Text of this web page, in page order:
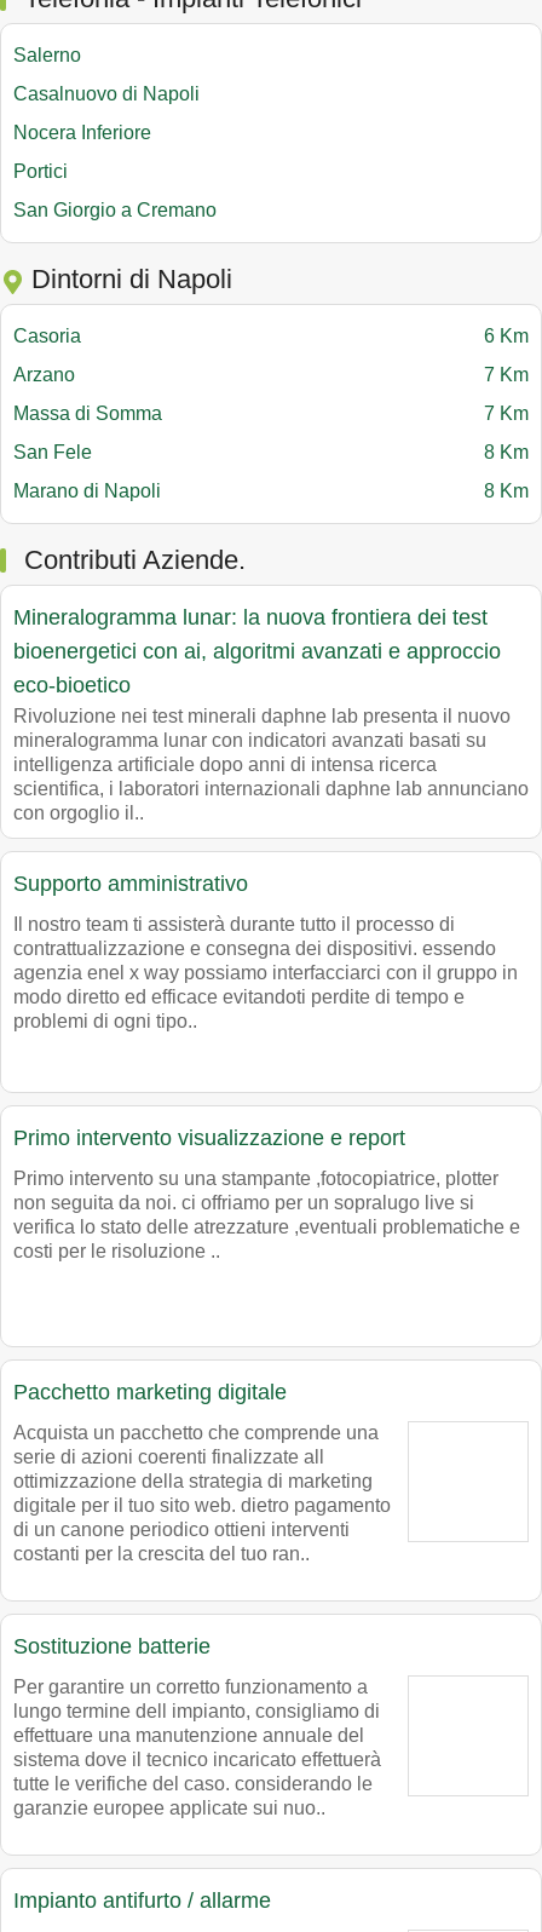
Salerno
Casalnuovo di Napoli
Nocera Inferiore
Portici
San Giorgio a Cremano
Dintorni di Napoli
Casoria
6 Km
Arzano
7 Km
Massa di Somma
7 Km
San Fele
8 Km
Marano di Napoli
8 Km
Contributi Aziende.
Mineralogramma lunar: la nuova frontiera dei test
bioenergetici con ai, algoritmi avanzati e approccio
eco-bioetico
Rivoluzione nei test minerali daphne lab presenta il nuovo
mineralogramma lunar con indicatori avanzati basati su
intelligenza artificiale dopo anni di intensa ricerca
scientifica, i laboratori internazionali daphne lab annunciano
con orgoglio il..
Supporto amministrativo
Il nostro team ti assisterà durante tutto il processo di
contrattualizzazione e consegna dei dispositivi. essendo
agenzia enel x way possiamo interfacciarci con il gruppo in
modo diretto ed efficace evitandoti perdite di tempo e
problemi di ogni tipo..
Primo intervento visualizzazione e report
Primo intervento su una stampante ,fotocopiatrice, plotter
non seguita da noi. ci offriamo per un sopralugo live si
verifica lo stato delle atrezzature ,eventuali problematiche e
costi per le risoluzione ..
Pacchetto marketing digitale
Acquista un pacchetto che comprende una
serie di azioni coerenti finalizzate all
ottimizzazione della strategia di marketing
digitale per il tuo sito web. dietro pagamento
di un canone periodico ottieni interventi
costanti per la crescita del tuo ran..
Sostituzione batterie
Per garantire un corretto funzionamento a
lungo termine dell impianto, consigliamo di
effettuare una manutenzione annuale del
sistema dove il tecnico incaricato effettuerà
tutte le verifiche del caso. considerando le
garanzie europee applicate sui nuo..
Impianto antifurto / allarme